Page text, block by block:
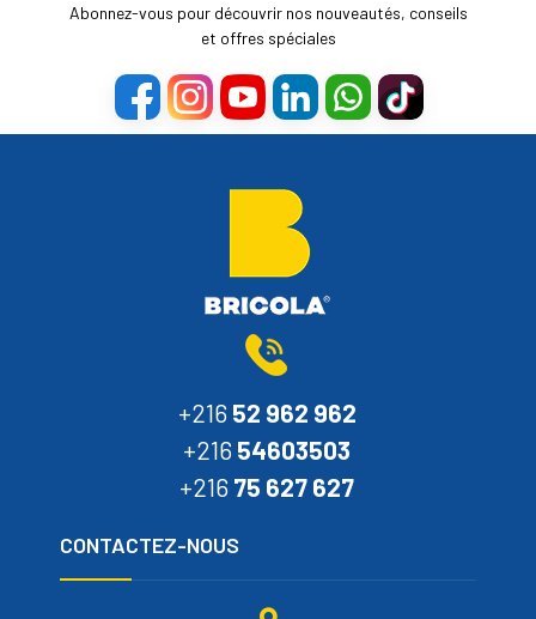
Abonnez-vous pour découvrir nos nouveautés, conseils
et offres spéciales
+216 52 962 962
+216 54603503
+216 75 627 627
CONTACTEZ-NOUS